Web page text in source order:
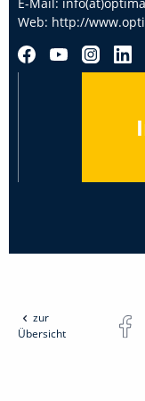
Web: http://
zur
Übersicht